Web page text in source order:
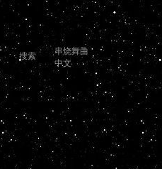
搜索
串烧舞曲
中文